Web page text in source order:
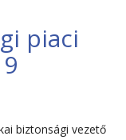
piaci
biztonsági vezető